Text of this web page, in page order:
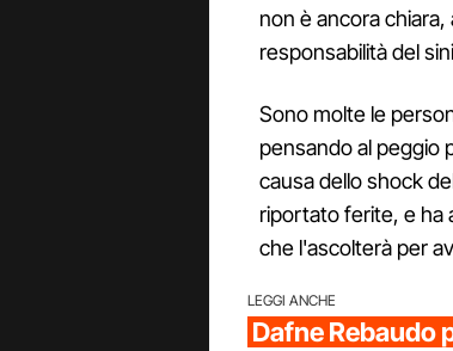
non è ancora
responsabilità del
Sono molte le
pensando al peggio
causa dello shock
riportato ferite, e ha
che l'ascolterà per
LEGGI ANCHE
Dafne Rebaudo